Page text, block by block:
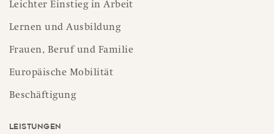
Leichter Einstieg in Arbeit
Lernen und Ausbildung
Frauen, Beruf und Familie
Europäische Mobilität
Beschäftigung
Leistungen